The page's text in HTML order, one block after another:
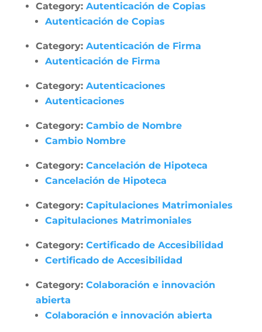
Category: Autenticación de Copias
Autenticación de Copias
Category: Autenticación de Firma
Autenticación de Firma
Category: Autenticaciones
Autenticaciones
Category: Cambio de Nombre
Cambio Nombre
Category: Cancelación de Hipoteca
Cancelación de Hipoteca
Category: Capitulaciones Matrimoniales
Capitulaciones Matrimoniales
Category: Certificado de Accesibilidad
Certificado de Accesibilidad
Category: Colaboración e innovación
abierta
Colaboración e innovación abierta